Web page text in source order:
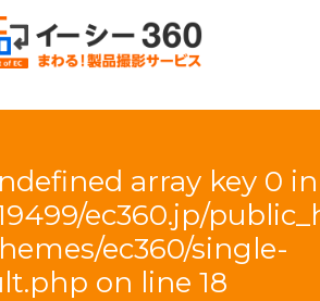
（イー
ル）
array key 0 in
ec360.jp/
ec360/single-
on line 18